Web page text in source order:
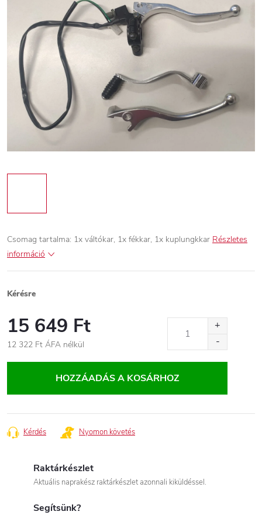
Csomag tartalma: 1x váltókar, 1x fékkar, 1x kuplungkkar Részletes
információ
Kérésre
15 649 Ft
12 322 Ft ÁFA nélkül
HOZZÁADÁS A KOSÁRHOZ
Kérdés Nyomon követés
Raktárkészlet
Aktuális naprakész raktárkészlet azonnali kiküldéssel.
Segítsünk?